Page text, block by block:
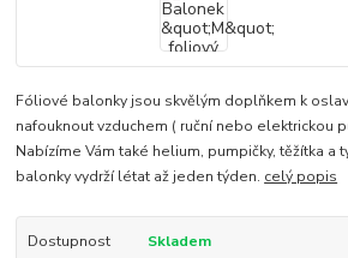
Fóliové balonky jsou skvělým doplňkem k
nafouknout vzduchem ( ruční nebo elektrickou
Nabízíme Vám také helium, pumpičky, těžítka a
balonky vydrží létat až jeden týden. celý popis
Dostupnost
Skladem